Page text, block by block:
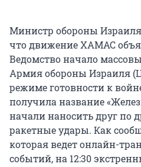
Министр обороны
что движение ХАМАС
Ведомство начало
Армия обороны Израиля
режиме готовности к
получила название
начали наносить друг по
ракетные удары. Как
которая ведет онлайн-
событий, на 12:30